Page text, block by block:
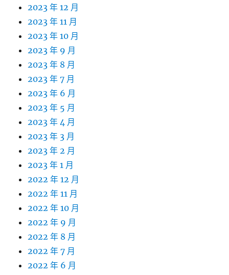
2023 年 12 月
2023 年 11 月
2023 年 10 月
2023 年 9 月
2023 年 8 月
2023 年 7 月
2023 年 6 月
2023 年 5 月
2023 年 4 月
2023 年 3 月
2023 年 2 月
2023 年 1 月
2022 年 12 月
2022 年 11 月
2022 年 10 月
2022 年 9 月
2022 年 8 月
2022 年 7 月
2022 年 6 月